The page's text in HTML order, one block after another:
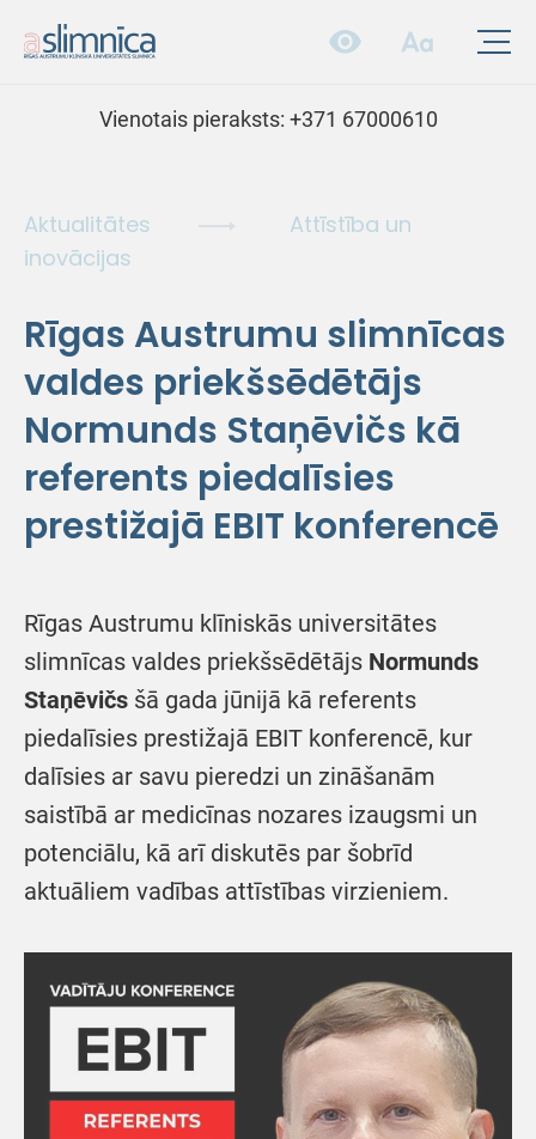
Vienotais pieraksts: +371 67000610
Aktualitātes
Attīstība un
inovācijas
Rīgas Austrumu slimnīcas
valdes priekšsēdētājs
Normunds Staņēvičs kā
referents piedalīsies
prestižajā EBIT konferencē
Rīgas Austrumu klīniskās universitātes
slimnīcas valdes priekšsēdētājs Normunds
Staņēvičs šā gada jūnijā kā referents
piedalīsies prestižajā EBIT konferencē, kur
dalīsies ar savu pieredzi un zināšanām
saistībā ar medicīnas nozares izaugsmi un
potenciālu, kā arī diskutēs par šobrīd
aktuāliem vadības attīstības virzieniem.